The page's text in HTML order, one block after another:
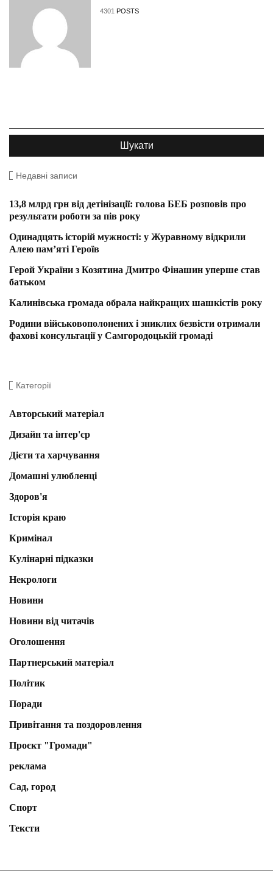
4301 POSTS
Недавні записи
13,8 млрд грн від детінізації: голова БЕБ розповів про
результати роботи за пів року
Одинадцять історій мужності: у Журавному відкрили
Алею пам’яті Героїв
Герой України з Козятина Дмитро Фінашин уперше став
батьком
Калинівська громада обрала найкращих шашкістів року
Родини військовополонених і зниклих безвісти отримали
фахові консультації у Самгородоцькій громаді
Категорії
Авторський матеріал
Дизайн та інтер'єр
Дієти та харчування
Домашні улюбленці
Здоров'я
Історія краю
Кримінал
Кулінарні підказки
Некрологи
Новини
Новини від читачів
Оголошення
Партнерський матеріал
Політик
Поради
Привітання та поздоровлення
Проєкт "Громади"
реклама
Сад, город
Спорт
Тексти